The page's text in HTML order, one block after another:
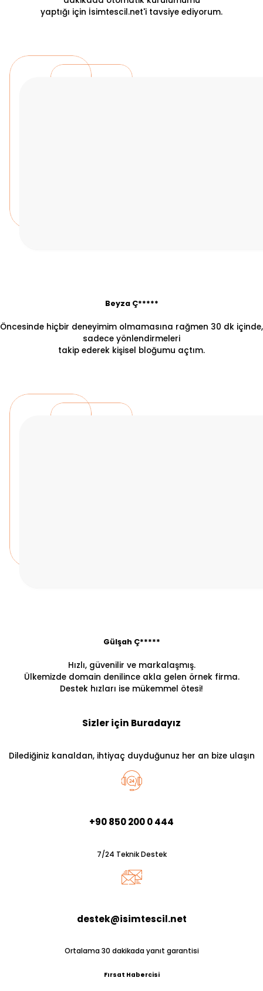
yaptığı için İsimtescil.net'i tavsiye ediyorum.
Beyza Ç*****
Öncesinde hiçbir deneyimim olmamasına rağmen 30 dk içinde,
sadece yönlendirmeleri
takip ederek kişisel bloğumu açtım.
Gülşah Ç*****
Hızlı, güvenilir ve markalaşmış.
Ülkemizde domain denilince akla gelen örnek firma.
Destek hızları ise mükemmel ötesi!
Sizler için Buradayız
Dilediğiniz kanaldan, ihtiyaç duyduğunuz her an bize ulaşın
+90 850 200 0 444
7/24 Teknik Destek
destek@isimtescil.net
Ortalama 30 dakikada yanıt garantisi
Fırsat Habercisi